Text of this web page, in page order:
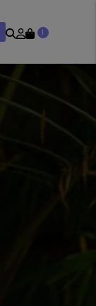
Rechercher
Mon